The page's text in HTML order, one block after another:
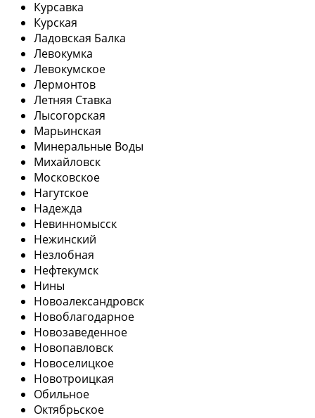
Курсавка
Курская
Ладовская Балка
Левокумка
Левокумское
Лермонтов
Летняя Ставка
Лысогорская
Марьинская
Минеральные Воды
Михайловск
Московское
Нагутское
Надежда
Невинномысск
Нежинский
Незлобная
Нефтекумск
Нины
Новоалександровск
Новоблагодарное
Новозаведенное
Новопавловск
Новоселицкое
Новотроицкая
Обильное
Октябрьское